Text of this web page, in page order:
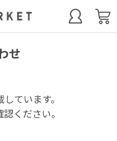
せ
ています。
ください。